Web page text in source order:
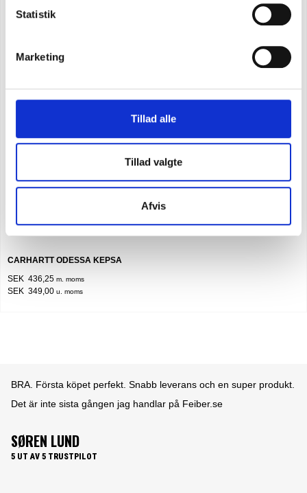
Statistik
Marketing
Tillad alle
Tillad valgte
Afvis
CARHARTT ODESSA KEPSA
SEK 436,25 m. moms
SEK 349,00 u. moms
Det är ett nöje att göra affärer med Feiber. En
användarvänlig hemsida. Där produkterna lever upp till
leverans......What's not to like.